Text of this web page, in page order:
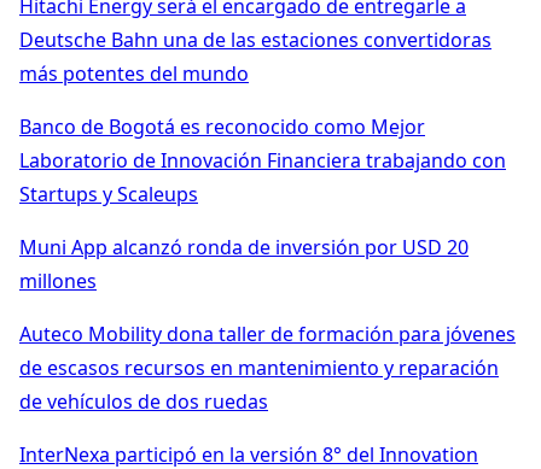
Hitachi Energy será el encargado de entregarle a
Deutsche Bahn una de las estaciones convertidoras
más potentes del mundo
Banco de Bogotá es reconocido como Mejor
Laboratorio de Innovación Financiera trabajando con
Startups y Scaleups
Muni App alcanzó ronda de inversión por USD 20
millones
Auteco Mobility dona taller de formación para jóvenes
de escasos recursos en mantenimiento y reparación
de vehículos de dos ruedas
InterNexa participó en la versión 8° del Innovation